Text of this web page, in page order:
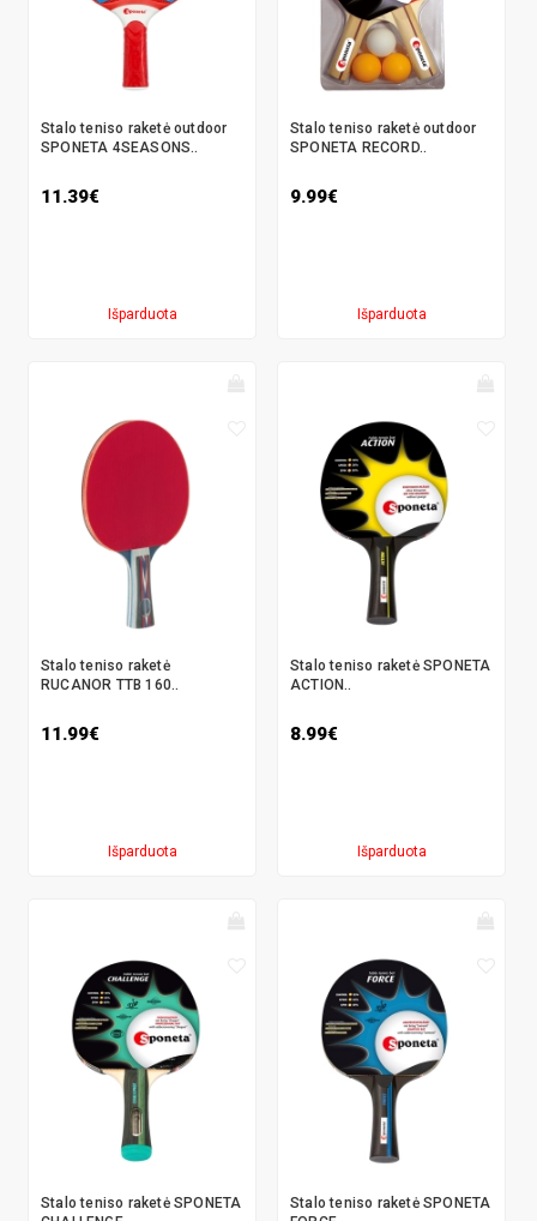
Stalo teniso raketė outdoor
SPONETA 4SEASONS..
11.39€
Išparduota
Stalo teniso raketė outdoor
SPONETA RECORD..
9.99€
Išparduota
Stalo teniso raketė
RUCANOR TTB 160..
11.99€
Išparduota
Stalo teniso raketė SPONETA
ACTION..
8.99€
Išparduota
Stalo teniso raketė SPONETA
Stalo teniso raketė SPONETA